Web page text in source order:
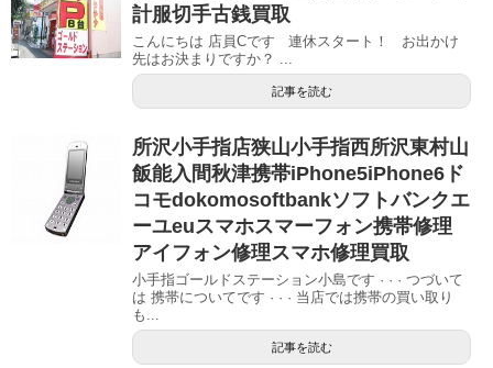
計服切手古銭買取
こんにちは 店員Cです 連休スタート！ お出かけ
先はお決まりですか？ ...
記事を読む
所沢小手指店狭山小手指西所沢東村山
飯能入間秋津携帯iPhone5iPhone6ド
コモdokomosoftbankソフトバンクエ
ーユeuスマホスマーフォン携帯修理
アイフォン修理スマホ修理買取
小手指ゴールドステーション小島です · · · つづいて
は 携帯についてです · · · 当店では携帯の買い取り
も...
記事を読む